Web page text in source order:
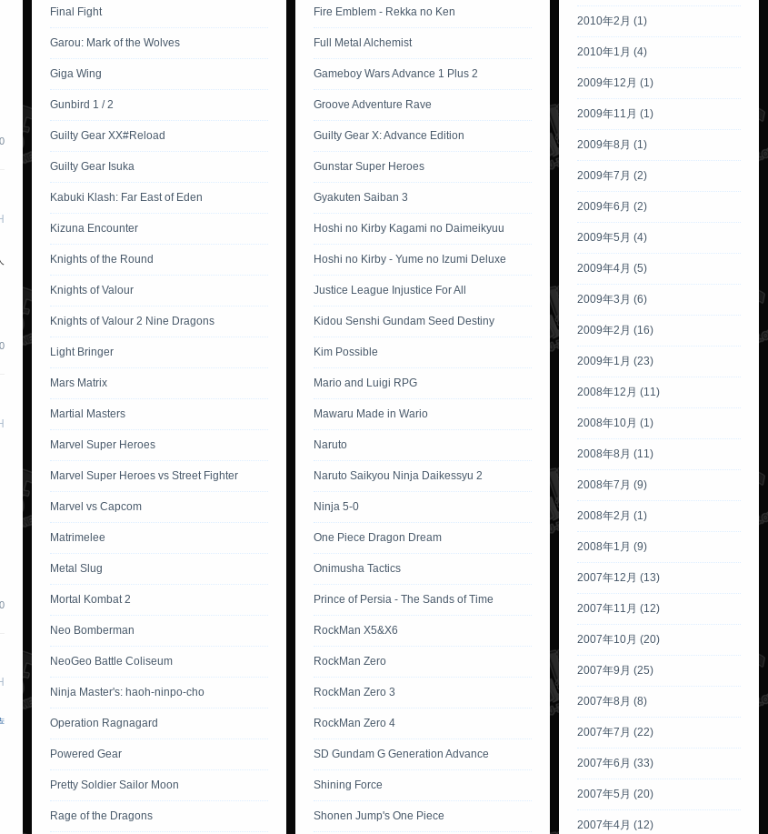
Final Fight
Garou: Mark of the Wolves
Giga Wing
Gunbird 1 / 2
Guilty Gear XX#Reload
Guilty Gear Isuka
Kabuki Klash: Far East of Eden
Kizuna Encounter
Knights of the Round
Knights of Valour
Knights of Valour 2 Nine Dragons
Light Bringer
Mars Matrix
Martial Masters
Marvel Super Heroes
Marvel Super Heroes vs Street Fighter
Marvel vs Capcom
Matrimelee
Metal Slug
Mortal Kombat 2
Neo Bomberman
NeoGeo Battle Coliseum
Ninja Master's: haoh-ninpo-cho
Operation Ragnagard
Powered Gear
Pretty Soldier Sailor Moon
Rage of the Dragons
Fire Emblem - Rekka no Ken
Full Metal Alchemist
Gameboy Wars Advance 1 Plus 2
Groove Adventure Rave
Guilty Gear X: Advance Edition
Gunstar Super Heroes
Gyakuten Saiban 3
Hoshi no Kirby Kagami no Daimeikyuu
Hoshi no Kirby - Yume no Izumi Deluxe
Justice League Injustice For All
Kidou Senshi Gundam Seed Destiny
Kim Possible
Mario and Luigi RPG
Mawaru Made in Wario
Naruto
Naruto Saikyou Ninja Daikessyu 2
Ninja 5-0
One Piece Dragon Dream
Onimusha Tactics
Prince of Persia - The Sands of Time
RockMan X5&X6
RockMan Zero
RockMan Zero 3
RockMan Zero 4
SD Gundam G Generation Advance
Shining Force
Shonen Jump's One Piece
2010年2月 (1)
2010年1月 (4)
2009年12月 (1)
2009年11月 (1)
2009年8月 (1)
2009年7月 (2)
2009年6月 (2)
2009年5月 (4)
2009年4月 (5)
2009年3月 (6)
2009年2月 (16)
2009年1月 (23)
2008年12月 (11)
2008年10月 (1)
2008年8月 (11)
2008年7月 (9)
2008年2月 (1)
2008年1月 (9)
2007年12月 (13)
2007年11月 (12)
2007年10月 (20)
2007年9月 (25)
2007年8月 (8)
2007年7月 (22)
2007年6月 (33)
2007年5月 (20)
2007年4月 (12)